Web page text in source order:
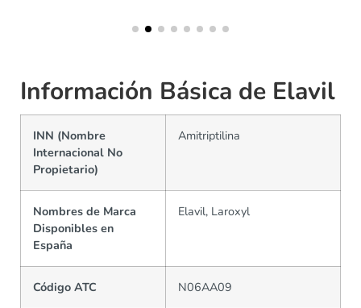
Información Básica de Elavil
INN (Nombre
Internacional No
Propietario)
Amitriptilina
Nombres de Marca
Disponibles en
España
Elavil, Laroxyl
Código ATC N06AA09